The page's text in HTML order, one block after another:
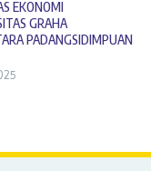
EKONOMI
GRAHA
PADANGSIDIMPUAN